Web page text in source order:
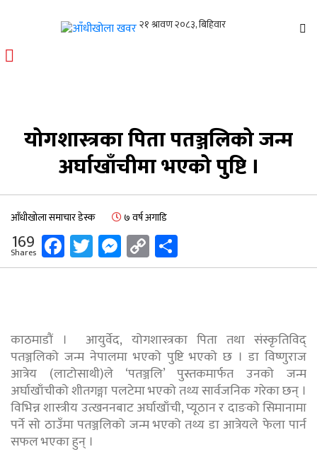
आँधीखोला खवर
मोफसलकै लोकप्रिय अनलाइन पत्रिका
योगशास्त्रका पिता पतञ्जलिको जन्म
अर्घाखाँचीमा भएको पुष्टि ।
आँधीखोला समाचार डेस्क ७ वर्ष अगाडि
169
Shares Facebook
Twitter
Messenger
Copy
Link
काठमाडौं । आयुर्वेद, योगशास्त्रका पिता तथा संस्कृतिविद्
पतञ्जलिको जन्म नेपालमा भएको पुष्टि भएको छ । डा विष्णुराज
आत्रेय (लाटोसाथी)ले ‘पतञ्जलि’ पुस्तकमार्फत उनको जन्म
अर्घाखाँचीको शीतगङ्गा पलटेमा भएको तथ्य सार्वजनिक गरेका छन् ।
विभिन्न शास्त्रीय उत्खननबाट अर्घाखाँची, प्यूठान र दाङको सिमानामा
पर्ने सो ठाउँमा पतञ्जलिको जन्म भएको तथ्य डा आत्रेयले फेला पार्न
सफल भएका हुन् ।